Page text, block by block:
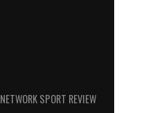
NETWORK SPORT REVIEW